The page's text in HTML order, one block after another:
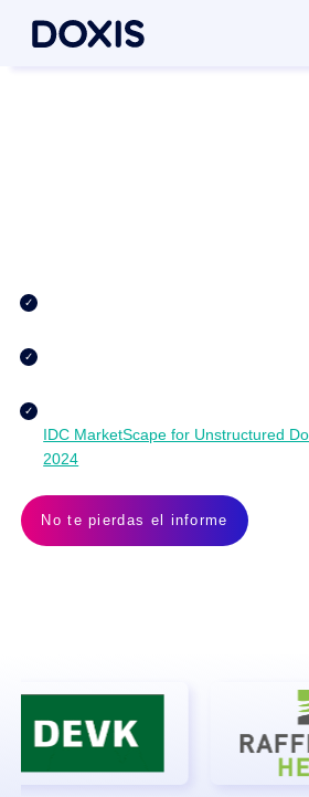
IDC MarketScape for Unstructured
2024
No te pierdas el informe